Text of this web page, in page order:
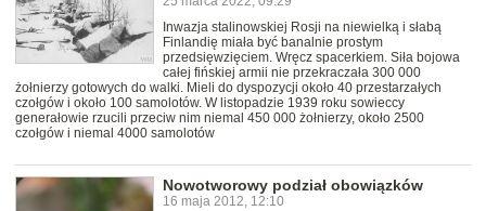
Inwazja stalinowskiej Rosji na niewielką i słabą
Finlandię miała być banalnie prostym
przedsięwzięciem. Wręcz spacerkiem. Siła bojowa
całej fińskiej armii nie przekraczała 300 000
żołnierzy gotowych do walki. Mieli do dyspozycji około 40 przestarzałych
czołgów i około 100 samolotów. W listopadzie 1939 roku sowieccy
generałowie rzucili przeciw nim niemal 450 000 żołnierzy, około 2500
czołgów i niemal 4000 samolotów
Nowotworowy podział obowiązków
16 maja 2012, 12:10